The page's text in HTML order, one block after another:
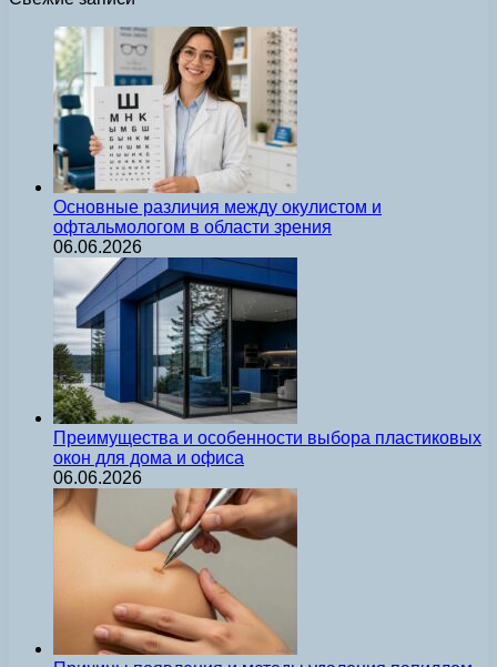
Основные различия между окулистом и
офтальмологом в области зрения
06.06.2026
Преимущества и особенности выбора пластиковых
окон для дома и офиса
06.06.2026